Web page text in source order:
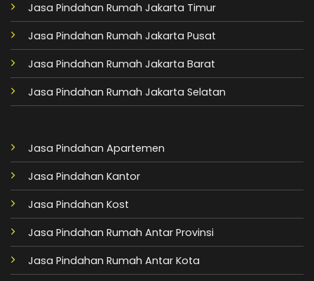
Jasa Pindahan Rumah Jakarta Timur
Jasa Pindahan Rumah Jakarta Pusat
Jasa Pindahan Rumah Jakarta Barat
Jasa Pindahan Rumah Jakarta Selatan
Jasa Pindahan Apartemen
Jasa Pindahan Kantor
Jasa Pindahan Kost
Jasa Pindahan Rumah Antar Provinsi
Jasa Pindahan Rumah Antar Kota